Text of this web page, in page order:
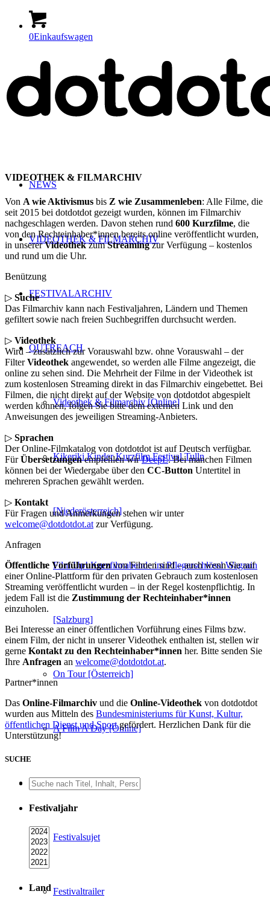
0Einkaufswagen
NEWS
VIDEOTHEK & FILMARCHIV
FESTIVALARCHIV
OUTREACH
Videothek & Filmarchiv [Online]
Kikeriki Kinder Kurzfilm Festival Tulln
[Niederösterreich]
Film Up! Kurzfilmabende im Pflegerschlössl Wagrain
[Salzburg]
On Tour [Österreich]
A Film A Day [Online]
ARTWORK
Festivalsujet
Festivaltrailer
VIDEOTHEK & FILMARCHIV
Von A wie Aktivismus bis Z wie Zusammenleben: Alle Filme, die
seit 2015 bei dotdotdot gezeigt wurden, können im Filmarchiv
nachgeschlagen werden. Davon stehen rund 600 Kurzfilme, die
von den Rechteinhaber*innen bereits online veröffentlicht wurden,
in unsererVideothekzumStreamingzur Verfügung – kostenlos
und rund um die Uhr.
Benützung
▷ Suche
Das Filmarchiv kann nach Festivaljahren, Ländern und Themen
gefiltert sowie nach freien Suchbegriffen durchsucht werden.
▷ Videothek
Wird – zusätzlich zur Vorauswahl bzw. ohne Vorauswahl – der
FilterVideothek angewendet, so werden alle Filme angezeigt, die
online zu sehen sind. Die Mehrheit der Filme in der Videothek ist
zum kostenlosen Streaming direkt in das Filmarchiv eingebettet. Bei
Filmen, die nicht direkt auf der Website von dotdotdot abgespielt
werden können, folgen Sie bitte dem externen Link und den
Anweisungen des jeweiligen Streaming-Anbieters.
▷ Sprachen
Der Online-Filmkatalog von dotdotdot ist auf Deutsch verfügbar.
FürÜbersetzungenempfehlen wirDeepL. Bei manchen Filmen
können bei der Wiedergabe über den CC-Button Untertitel in
mehreren Sprachen gewählt werden.
▷ Kontakt
Für Fragen und Anmerkungen stehen wir unter
welcome@dotdotdot.at zur Verfügung.
Anfragen
Öffentliche Vorführungenvon Filmen sind – auch wenn Sie auf
einer Online-Plattform für den privaten Gebrauch zum kostenlosen
Streaming veröffentlicht wurden – in der Regel kostenpflichtig. In
jedem Fall ist die Zustimmung der Rechteinhaber*innen
einzuholen.
Bei Interesse an einer öffentlichen Vorführung eines Films bzw.
einem Film, der nicht in unserer Videothek enthalten ist, stellen wir
gerne Kontakt zu den Rechteinhaber*innen her. Bitte senden Sie
Ihre Anfragen an welcome@dotdotdot.at.
Partner*innen
Das Online-Filmarchiv und die Online-Videothek von dotdotdot
wurden aus Mitteln des Bundesministeriums für Kunst, Kultur,
öffentlichen Dienst und Sportgefördert. Herzlichen Dank für die
Unterstützung!
SUCHE
Festivaljahr
Land